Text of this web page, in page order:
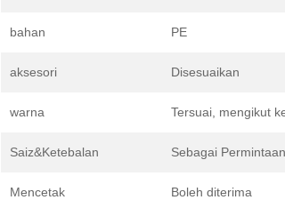
bahan PE
aksesori Disesuaikan
warna Tersuai, mengikut
Saiz&Ketebalan Sebagai
Mencetak Boleh diterima